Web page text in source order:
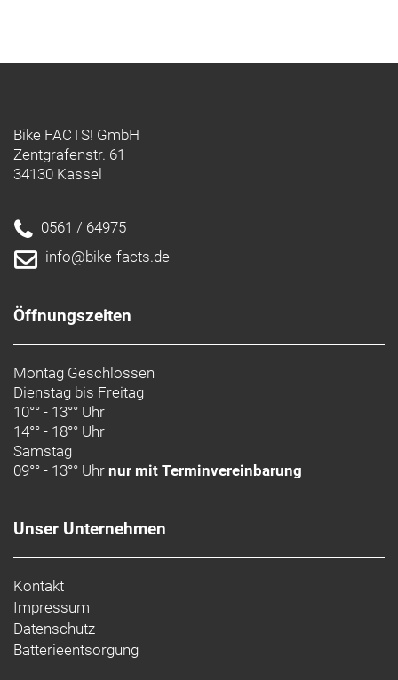
Bike FACTS! GmbH
Zentgrafenstr. 61
34130 Kassel
0561 / 64975
info@bike-facts.de
Öffnungszeiten
Montag Geschlossen
Dienstag bis Freitag
10°° - 13°° Uhr
14°° - 18°° Uhr
Samstag
09°° - 13°° Uhr nur mit Terminvereinbarung
Unser Unternehmen
Kontakt
Impressum
Datenschutz
Batterieentsorgung